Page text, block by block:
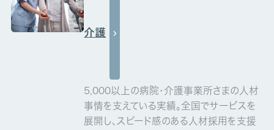
介護
5,000以上の病院・介護事業所さまの人材
事情を支えている実績。全国でサービスを
展開し、スピード感のある人材採用を支援